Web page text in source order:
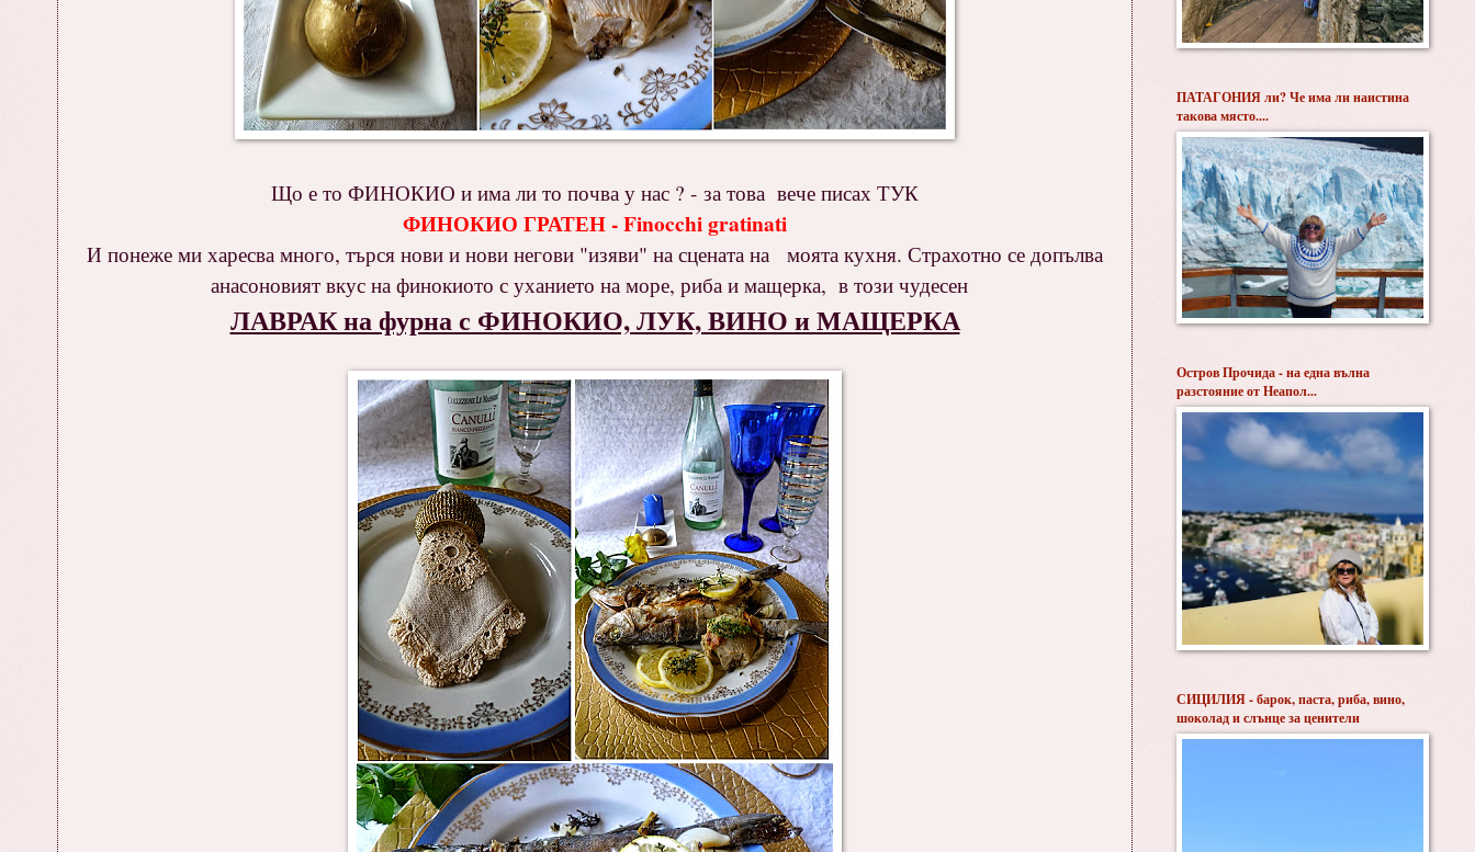
Що е то ФИНОКИО и има ли то почва у нас ? - за това вече писах ТУК
ФИНОКИО ГРАТЕН - Finocchi gratinati
И понеже ми харесва много, търся нови и нови негови "изяви" на сцената на моята кухня. Страхотно се допълва
анасоновият вкус на финокиото с уханието на море, риба и мащерка, в този чудесен
ЛАВРАК на фурна с ФИНОКИО, ЛУК, ВИНО и МАЩЕРКА
ПАТАГОНИЯ ли? Че има ли наистина
такова място....
Остров Прочида - на една вълна
разстояние от Неапол...
СИЦИЛИЯ - барок, паста, риба, вино,
шоколад и слънце за ценители